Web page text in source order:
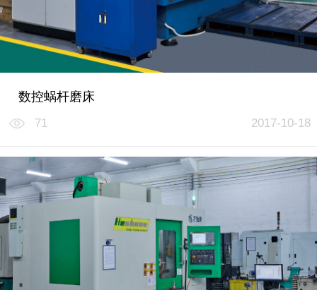
数控蜗杆磨床
71 2017-10-18